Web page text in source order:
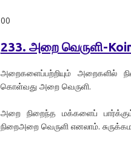
00
233. அறை வெருளி-
அறைகளைப்பற்றியும் அறைகளில்
கொள்வது அறை வெருளி.
அறை நிறைந்த மக்களைப்
நிறைஅறை வெருளி எனலாம்.